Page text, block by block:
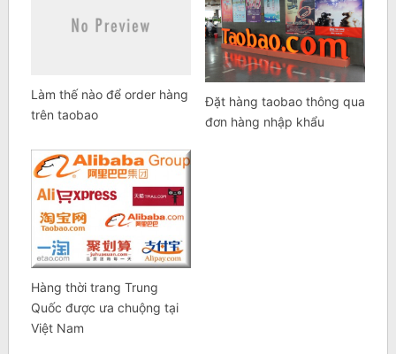
Làm thế nào để order hàng
trên taobao
Đặt hàng taobao thông qua
đơn hàng nhập khẩu
Hàng thời trang Trung
Quốc được ưa chuộng tại
Việt Nam